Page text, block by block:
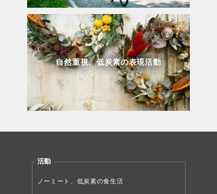
自然重視、低炭素の表現活動
活動
ノーミート、低炭素の食生活